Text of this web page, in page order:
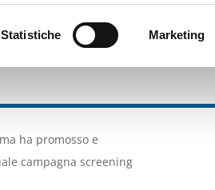
Statistiche Marketing
ha promosso e
campagna screening